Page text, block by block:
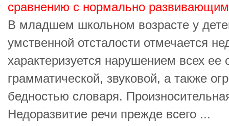
сравнению с нормально
В младшем школьном возрасте у
умственной отсталости отмечается
характеризуется нарушением всех
грамматической, звуковой, а также
бедностью словаря.
Недоразвитие речи прежде всего ...